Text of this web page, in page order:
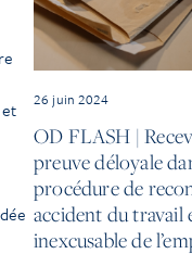
26 juin 2024
OD FLASH |
preuve déloyale
procédure de
accident du travail
inexcusable de